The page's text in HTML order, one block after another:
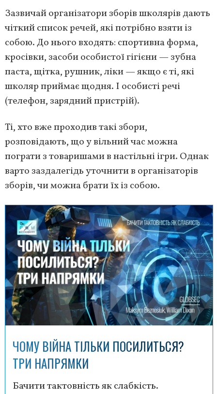
Зазвичай організатори зборів школярів дають
чіткий список речей, які потрібно взяти із
собою. До нього входять: спортивна форма,
кросівки, засоби особистої гігієни — зубна
паста, щітка, рушник, ліки — якщо є ті, які
школяр приймає щодня. І особисті речі
(телефон, зарядний пристрій).
Ті, хто вже проходив такі збори,
розповідають, що у вільний час можна
пограти з товаришами в настільні ігри. Однак
варто заздалегідь уточнити в організаторів
зборів, чи можна брати їх із собою.
ЧОМУ ВІЙНА ТІЛЬКИ ПОСИЛИТЬСЯ?
ТРИ НАПРЯМКИ
Бачити тактовність як слабкість.